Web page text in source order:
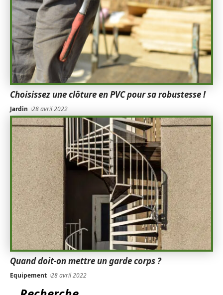
Choisissez une clôture en PVC pour sa robustesse !
Jardin 28 avril 2022
Quand doit-on mettre un garde corps ?
Equipement 28 avril 2022